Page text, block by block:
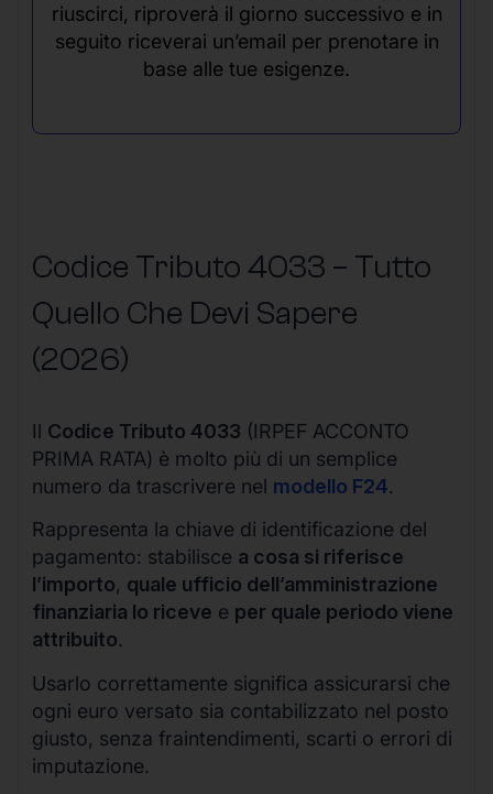
riuscirci, riproverà il giorno successivo e in
seguito riceverai un’email per prenotare in
base alle tue esigenze.
Codice Tributo 4033 – Tutto
Quello Che Devi Sapere
(2026)
Il Codice Tributo 4033 (IRPEF ACCONTO
PRIMA RATA) è molto più di un semplice
numero da trascrivere nel modello F24.
Rappresenta la chiave di identificazione del
pagamento: stabilisce a cosa si riferisce
l’importo, quale ufficio dell’amministrazione
finanziaria lo riceve e per quale periodo viene
attribuito.
Usarlo correttamente significa assicurarsi che
ogni euro versato sia contabilizzato nel posto
giusto, senza fraintendimenti, scarti o errori di
imputazione.